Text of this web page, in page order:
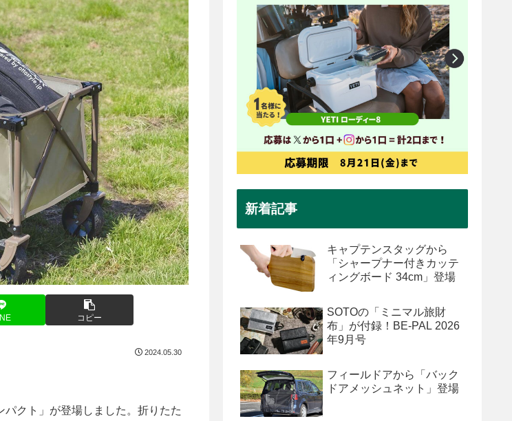
コピー
2024.05.30
クト」が登場しました。折りたた
新着記事
キャプテンスタッグから
「シャープナー付きカッテ
ィングボード 34cm」登場
SOTOの「ミニマル旅財
布」が付録！BE-PAL 2026
年9月号
フィールドアから「バック
ドアメッシュネット」登場